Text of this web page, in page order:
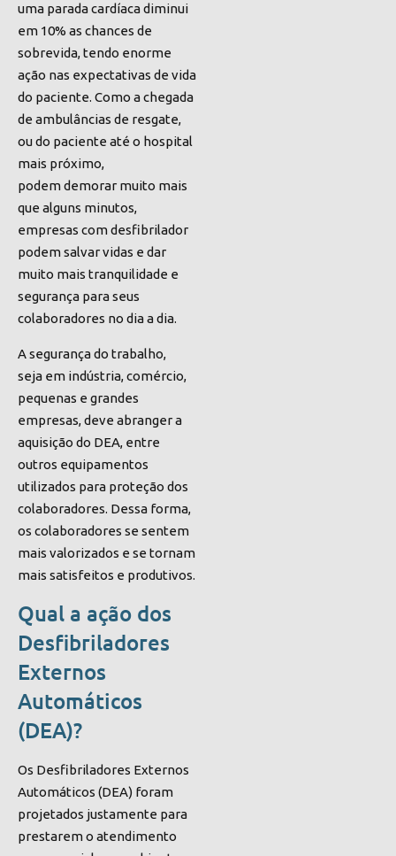
uma parada cardíaca diminui
em 10% as chances de
sobrevida, tendo enorme
ação nas expectativas de vida
do paciente. Como a chegada
de ambulâncias de resgate,
ou do paciente até o hospital
mais próximo,
podem demorar muito mais
que alguns minutos,
empresas com desfibrilador
podemsalvar vidas e dar
muito mais tranquilidade e
segurança para seus
colaboradores no dia a dia.
A segurança do trabalho,
seja em indústria, comércio,
pequenas e grandes
empresas, deve abranger a
aquisição do DEA, entre
outros equipamentos
utilizados para proteção dos
colaboradores. Dessa forma,
os colaboradores se sentem
mais valorizados e se tornam
mais satisfeitos e produtivos.
Qual a ação dos
Desfibriladores
Externos
Automáticos
(DEA)?
Os Desfibriladores Externos
Automáticos (DEA) foram
projetados justamente para
prestarem o atendimento